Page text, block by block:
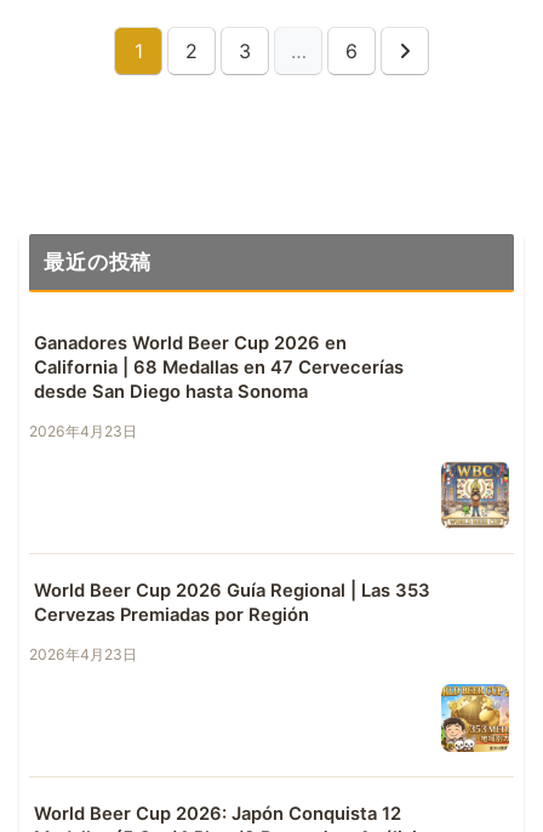
1 2 3 … 6
Siguiente
最近の投稿
Ganadores World Beer Cup 2026 en
California | 68 Medallas en 47 Cervecerías
desde San Diego hasta Sonoma
2026年4月23日
World Beer Cup 2026 Guía Regional | Las 353
Cervezas Premiadas por Región
2026年4月23日
World Beer Cup 2026: Japón Conquista 12